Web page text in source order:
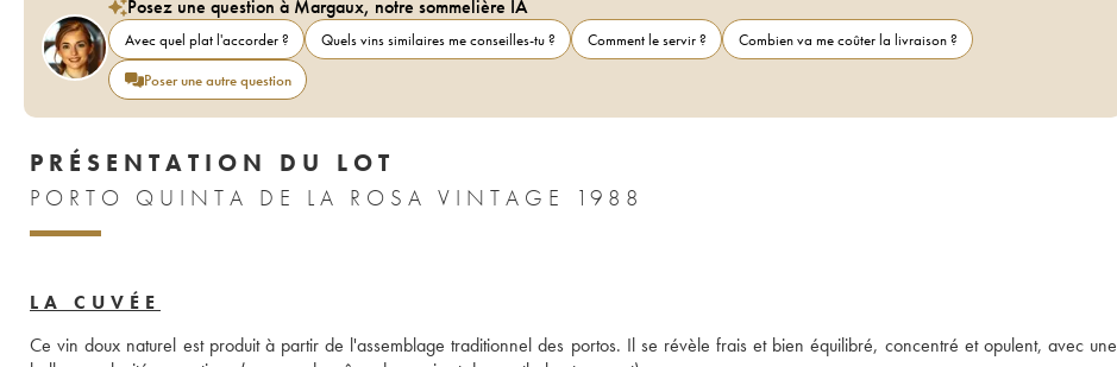
Posez une question à Margaux, notre sommelière IA
Avec quel plat l'accorder ? Quels vins similaires me conseilles-tu ? Comment le servir ?
Combien va me coûter la livraison ?
Poser une autre question
PRÉSENTATION DU LOT
PORTO QUINTA DE LA ROSA VINTAGE 1988
LA CUVÉE
Ce vin doux naturel est produit à partir de l'assemblage traditionnel des portos. Il se révèle frais et bien équilibré, concentré et opulent, avec une